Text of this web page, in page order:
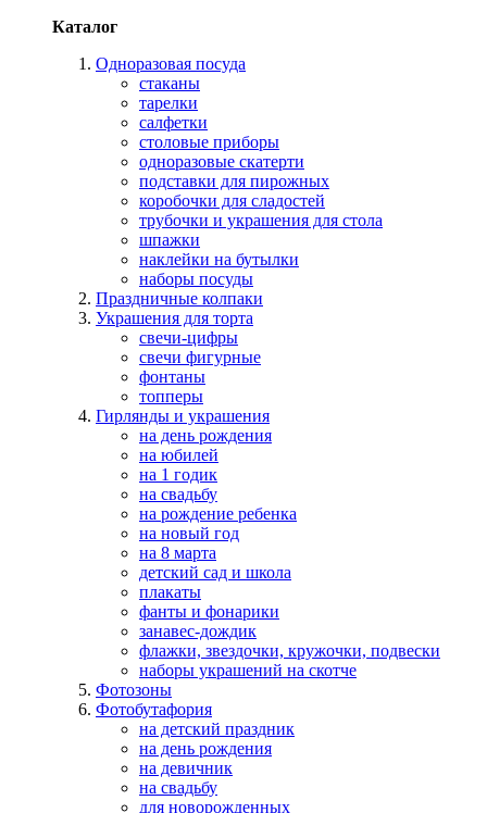
Каталог
Одноразовая посуда
стаканы
тарелки
салфетки
столовые приборы
одноразовые скатерти
подставки для пирожных
коробочки для сладостей
трубочки и украшения для стола
шпажки
наклейки на бутылки
наборы посуды
Праздничные колпаки
Украшения для торта
свечи-цифры
свечи фигурные
фонтаны
топперы
Гирлянды и украшения
на день рождения
на юбилей
на 1 годик
на свадьбу
на рождение ребенка
на новый год
на 8 марта
детский сад и школа
плакаты
фанты и фонарики
занавес-дождик
флажки, звездочки, кружочки, подвески
наборы украшений на скотче
Фотозоны
Фотобутафория
на детский праздник
на день рождения
на девичник
на свадьбу
для новорожденных